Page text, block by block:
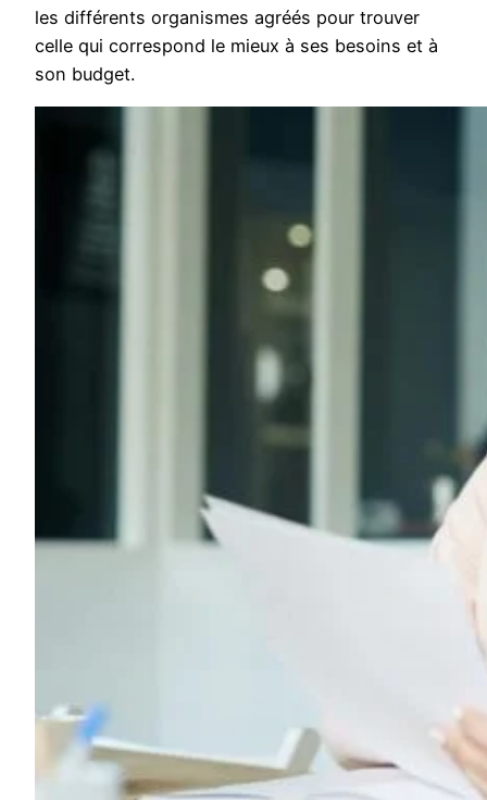
les différents organismes agréés pour trouver
celle qui correspond le mieux à ses besoins et à
son budget.